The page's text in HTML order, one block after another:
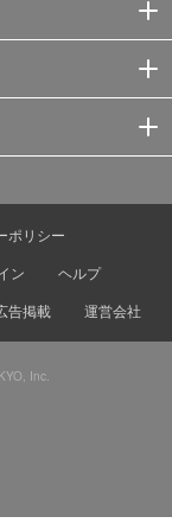
ポリシー
ン
ヘルプ
告掲載 運営会社
Inc.